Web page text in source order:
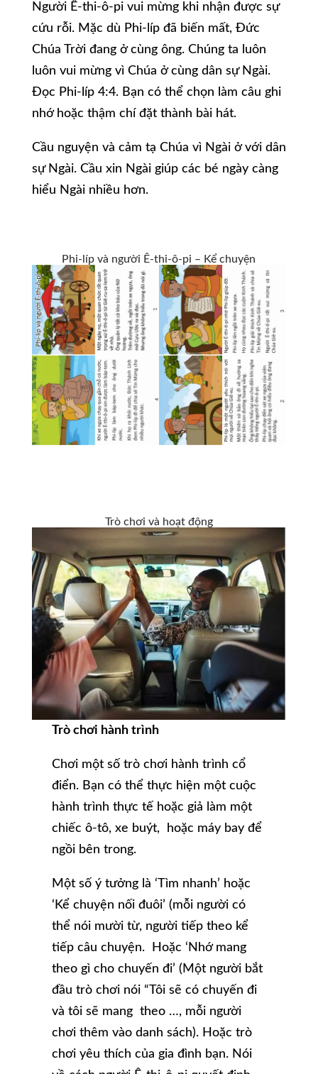
Người Ê-thi-ô-pi vui mừng khi nhận được sự
cứu rỗi. Mặc dù Phi-líp đã biến mất, Đức
Chúa Trời đang ở cùng ông. Chúng ta luôn
luôn vui mừng vì Chúa ở cùng dân sự Ngài.
Đọc Phi-líp 4:4. Bạn có thể chọn làm câu ghi
nhớ hoặc thậm chí đặt thành bài hát.
Cầu nguyện và cảm tạ Chúa vì Ngài ở với dân
sự Ngài. Cầu xin Ngài giúp các bé ngày càng
hiểu Ngài nhiều hơn.
Phi-líp và người Ê-thi-ô-pi – Kể chuyện
Trò chơi và hoạt động
Trò chơi hành trình
Chơi một số trò chơi hành trình cổ
điển. Bạn có thể thực hiện một cuộc
hành trình thực tế hoặc giả làm một
chiếc ô-tô, xe buýt, hoặc máy bay để
ngồi bên trong.
Một số ý tưởng là ‘Tìm nhanh’ hoặc
‘Kể chuyện nối đuôi’ (mỗi người có
thể nói mười từ, người tiếp theo kể
tiếp câu chuyện. Hoặc ‘Nhớ mang
theo gì cho chuyến đi’ (Một người bắt
đầu trò chơi nói “Tôi sẽ có chuyến đi
và tôi sẽ mang theo …, mỗi người
chơi thêm vào danh sách). Hoặc trò
chơi yêu thích của gia đình bạn. Nói